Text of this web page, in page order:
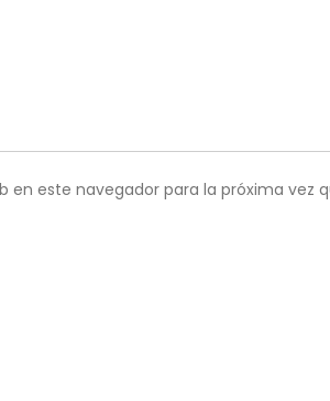
en este navegador para la próxima vez